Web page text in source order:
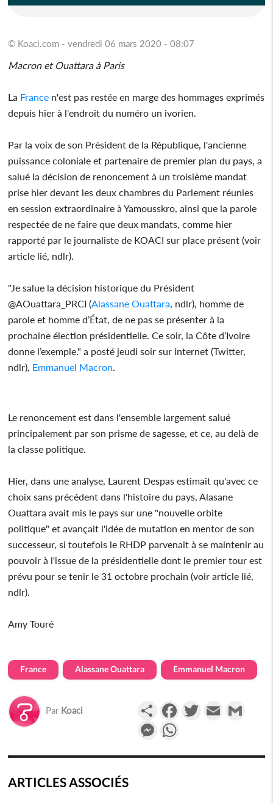
© Koaci.com - vendredi 06 mars 2020 - 08:07
Macron et Ouattara à Paris
La France n'est pas restée en marge des hommages exprimés
depuis hier à l'endroit du numéro un ivorien.
Par la voix de son Président de la République, l'ancienne
puissance coloniale et partenaire de premier plan du pays, a
salué la décision de renoncement à un troisième mandat
prise hier devant les deux chambres du Parlement réunies
en session extraordinaire à Yamousskro, ainsi que la parole
respectée de ne faire que deux mandats, comme hier
rapporté par le journaliste de KOACI sur place présent (voir
article lié, ndlr).
"Je salue la décision historique du Président
@AOuattara_PRCI (Alassane Ouattara , ndlr), homme de
parole et homme d’État, de ne pas se présenter à la
prochaine élection présidentielle. Ce soir, la Côte d’Ivoire
donne l’exemple." a posté jeudi soir sur internet (Twitter,
ndlr), Emmanuel Macron
Le renoncement est dans l'ensemble largement salué
principalement par son prisme de sagesse, et ce, au delà de
la classe politique.
Hier, dans une analyse, Laurent Despas estimait qu'avec ce
choix sans précédent dans l'histoire du pays, Alasane
Ouattara avait mis le pays sur une "nouvelle orbite
politique" et avançait l'idée de mutation en mentor de son
successeur, si toutefois le RHDP parvenait à se maintenir au
pouvoir à l'issue de la présidentielle dont le premier tour est
prévu pour se tenir le 31 octobre prochain (voir article lié,
ndlr).
Amy Touré
France Alassane Ouattara Emmanuel Macron
Par Koaci PartagerFacebookTwitterEmail
Messenger
ARTICLES ASSOCIÉS